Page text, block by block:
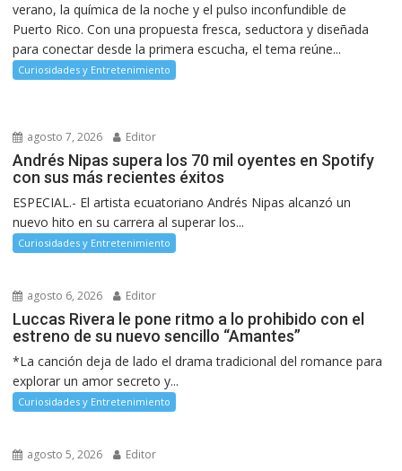
verano, la química de la noche y el pulso inconfundible de
Puerto Rico. Con una propuesta fresca, seductora y diseñada
para conectar desde la primera escucha, el tema reúne...
Curiosidades y Entretenimiento
agosto 7, 2026 Editor
Andrés Nipas supera los 70 mil oyentes en Spotify
con sus más recientes éxitos
ESPECIAL.- El artista ecuatoriano Andrés Nipas alcanzó un
nuevo hito en su carrera al superar los...
Curiosidades y Entretenimiento
agosto 6, 2026 Editor
Luccas Rivera le pone ritmo a lo prohibido con el
estreno de su nuevo sencillo “Amantes”
*La canción deja de lado el drama tradicional del romance para
explorar un amor secreto y...
Curiosidades y Entretenimiento
agosto 5, 2026 Editor